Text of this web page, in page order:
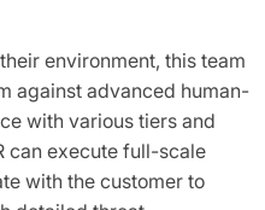
environment, this team
against advanced human-
with various tiers and
can execute full-scale
with the customer to